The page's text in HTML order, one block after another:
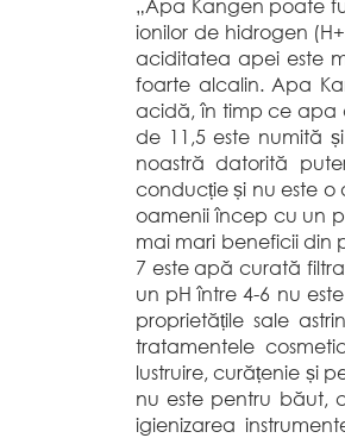
„Apa Kangen poate
ionilor de hidrogen
aciditatea apei este
foarte alcalin. Apa
acidă, în timp ce apa
de 11,5 este numită
noastră datorită
conducție și nu este o
oamenii încep cu un
mai mari beneficii din
7 este apă curată
un pH între 4-6 nu
proprietățile sale
tratamentele
lustruire, curățenie și
nu este pentru băut,
igienizarea